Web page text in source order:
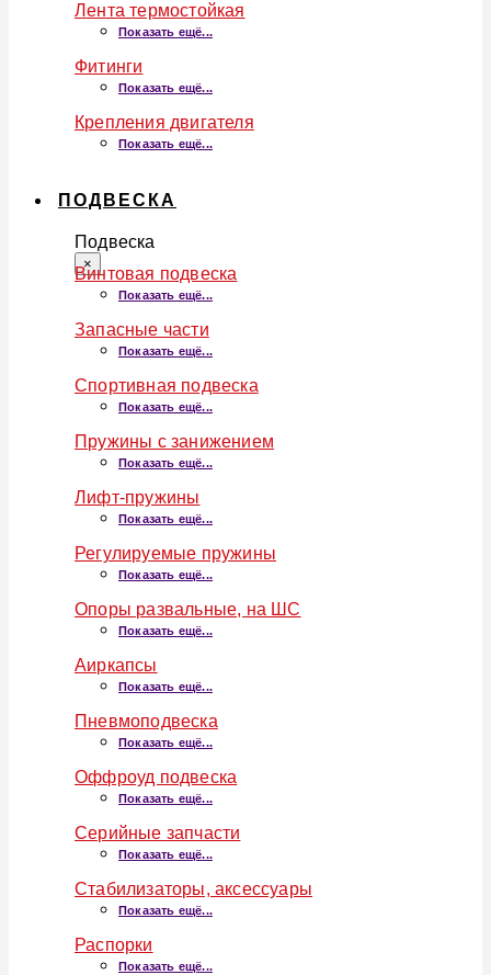
Лента термостойкая
Показать ещё...
Фитинги
Показать ещё...
Крепления двигателя
Показать ещё...
ПОДВЕСКА
Подвеска
×
Винтовая подвеска
Показать ещё...
Запасные части
Показать ещё...
Спортивная подвеска
Показать ещё...
Пружины с занижением
Показать ещё...
Лифт-пружины
Показать ещё...
Регулируемые пружины
Показать ещё...
Опоры развальные, на ШС
Показать ещё...
Аиркапсы
Показать ещё...
Пневмоподвеска
Показать ещё...
Оффроуд подвеска
Показать ещё...
Серийные запчасти
Показать ещё...
Стабилизаторы, аксессуары
Показать ещё...
Распорки
Показать ещё...